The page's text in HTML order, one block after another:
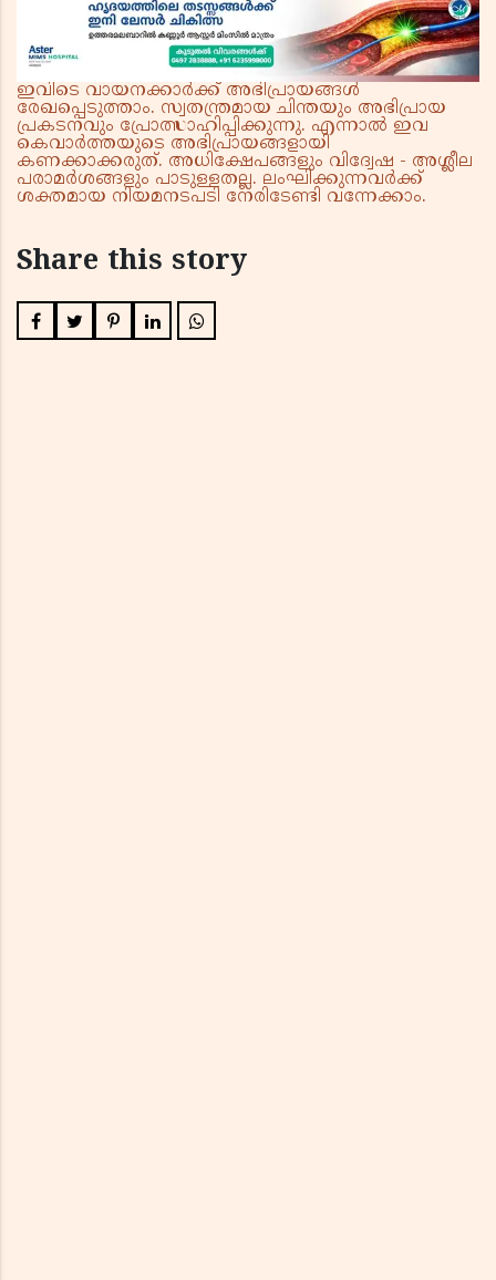
ഇവിടെ വായനക്കാർക്ക് അഭിപ്രായങ്ങൾ
രേഖപ്പെടുത്താം. സ്വതന്ത്രമായ ചിന്തയും അഭിപ്രായ
പ്രകടനവും പ്രോത്സാഹിപ്പിക്കുന്നു. എന്നാൽ ഇവ
കെവാർത്തയുടെ അഭിപ്രായങ്ങളായി
കണക്കാക്കരുത്. അധിക്ഷേപങ്ങളും വിദ്വേഷ - അശ്ലീല
പരാമർശങ്ങളും പാടുള്ളതല്ല. ലംഘിക്കുന്നവർക്ക്
ശക്തമായ നിയമനടപടി നേരിടേണ്ടി വന്നേക്കാം.
Share this story